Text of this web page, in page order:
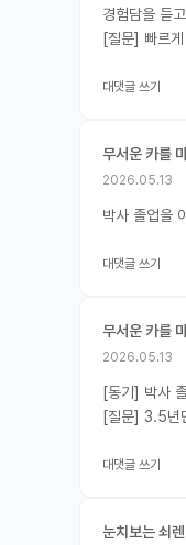
경험담을 듣
[질문] 빠르
대댓글 쓰기
무서운 카를
2026.05.13
박사 졸업을
대댓글 쓰기
무서운 카를
2026.05.13
[동기] 박사
[질문] 3.5년
대댓글 쓰기
눈치보는 쇠